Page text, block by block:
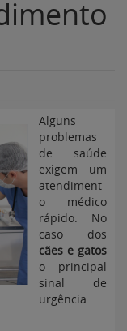
Alguns
problemas
de saúde
exigem um
atendiment
o médico
rápido. No
caso dos
cães e gatos
o principal
sinal de
urgência